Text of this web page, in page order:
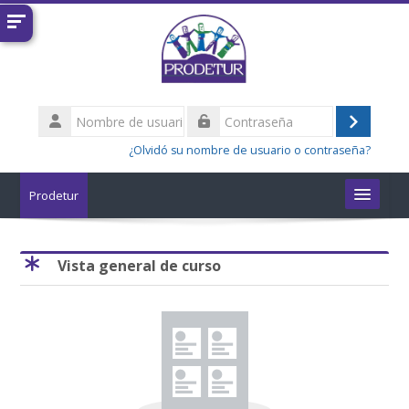
Salta al contenido principal
Nombre
de
Acceder
¿Olvidó su nombre de usuario o contraseña?
Prodetur
Buscar
cursos
Salta Vista general de curso
Vista general de curso